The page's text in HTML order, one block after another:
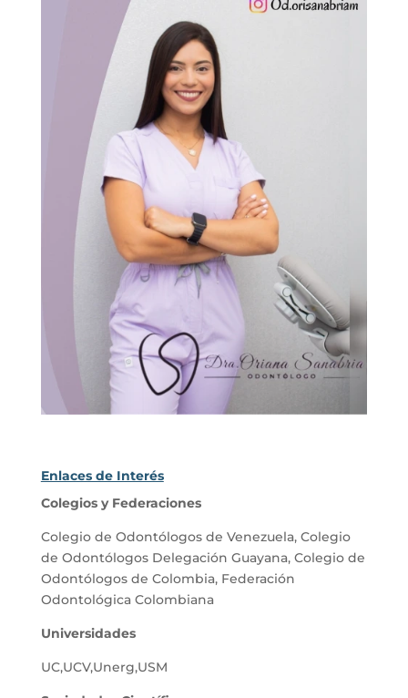
Enlaces de Interés
Colegios y Federaciones
Colegio de Odontólogos de Venezuela, Colegio
de Odontólogos Delegación Guayana, Colegio de
Odontólogos de Colombia, Federación
Odontológica Colombiana
Universidades
UC,UCV,Unerg,USM